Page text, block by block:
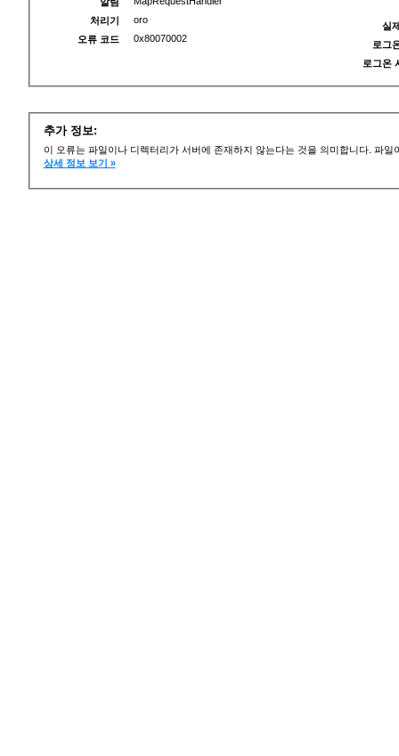
처리기
oro
오류 코드
0x80070002
실
로그
로그온
추가 정보:
이 오류는 파일이나 디렉터리가 서버에 존재하지 않는다는 것을 의미합니다. 파
상세 정보 보기 »